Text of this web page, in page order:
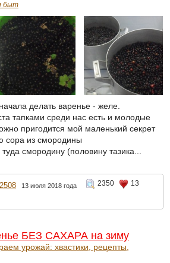
быт
делать варенье - желе.
тапками среди нас есть и молодые
пригодится мой маленький секрет
сора из смородины
смородину (половину тазика...
13 июля 2018 года 2350
13
БЕЗ САХАРА на зиму
урожай: хвастики, рецепты,